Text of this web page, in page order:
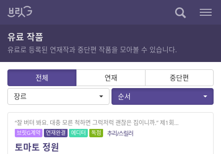
유료 작품
유료로 등록된 연재작과 중단편 작품을 모아볼 수 있습니다.
전체 연재
중단편
장르
순서
“잘 버텨 봐요. 대충 모른 척하면 그럭저럭 괜찮은 집이니까.” 제1회...
브릿G계약 연재완결 에디터 독점 추리/스릴러
토마토 정원